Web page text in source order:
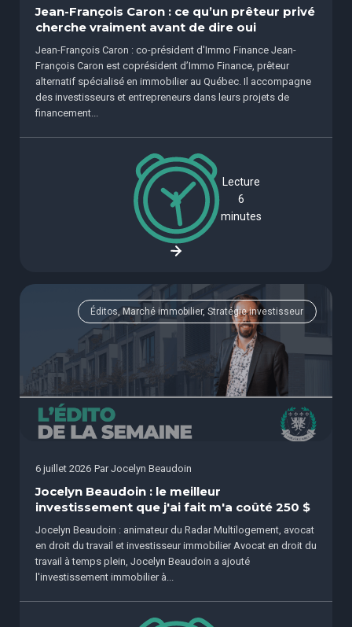
Jean-François Caron : ce qu’un prêteur privé
cherche vraiment avant de dire oui
Jean-François Caron : co-président d'Immo Finance Jean-
François Caron est coprésident d’Immo Finance, prêteur
alternatif spécialisé en immobilier au Québec. Il accompagne
des investisseurs et entrepreneurs dans leurs projets de
financement...
Lecture
6
minutes
Éditos, Marché immobilier, Stratégie investisseur
6 juillet 2026 Par Jocelyn Beaudoin
Jocelyn Beaudoin : le meilleur
investissement que j'ai fait m'a coûté 250 $
Jocelyn Beaudoin : animateur du Radar Multilogement, avocat
en droit du travail et investisseur immobilier Avocat en droit du
travail à temps plein, Jocelyn Beaudoin a ajouté
l'investissement immobilier à...